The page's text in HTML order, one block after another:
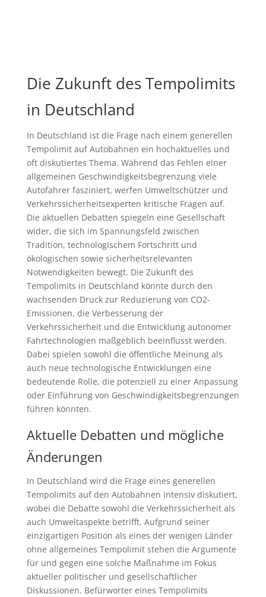
Die Zukunft des Tempolimits
in Deutschland
In Deutschland ist die Frage nach einem generellen
Tempolimit auf Autobahnen ein hochaktuelles und
oft diskutiertes Thema. Während das Fehlen einer
allgemeinen Geschwindigkeitsbegrenzung viele
Autofahrer fasziniert, werfen Umweltschützer und
Verkehrssicherheitsexperten kritische Fragen auf.
Die aktuellen Debatten spiegeln eine Gesellschaft
wider, die sich im Spannungsfeld zwischen
Tradition, technologischem Fortschritt und
ökologischen sowie sicherheitsrelevanten
Notwendigkeiten bewegt. Die Zukunft des
Tempolimits in Deutschland könnte durch den
wachsenden Druck zur Reduzierung von CO2-
Emissionen, die Verbesserung der
Verkehrssicherheit und die Entwicklung autonomer
Fahrtechnologien maßgeblich beeinflusst werden.
Dabei spielen sowohl die öffentliche Meinung als
auch neue technologische Entwicklungen eine
bedeutende Rolle, die potenziell zu einer Anpassung
oder Einführung von Geschwindigkeitsbegrenzungen
führen könnten.
Aktuelle Debatten und mögliche
Änderungen
In Deutschland wird die Frage eines generellen
Tempolimits auf den Autobahnen intensiv diskutiert,
wobei die Debatte sowohl die Verkehrssicherheit als
auch Umweltaspekte betrifft. Aufgrund seiner
einzigartigen Position als eines der wenigen Länder
ohne allgemeines Tempolimit stehen die Argumente
für und gegen eine solche Maßnahme im Fokus
aktueller politischer und gesellschaftlicher
Diskussionen. Befürworter eines Tempolimits